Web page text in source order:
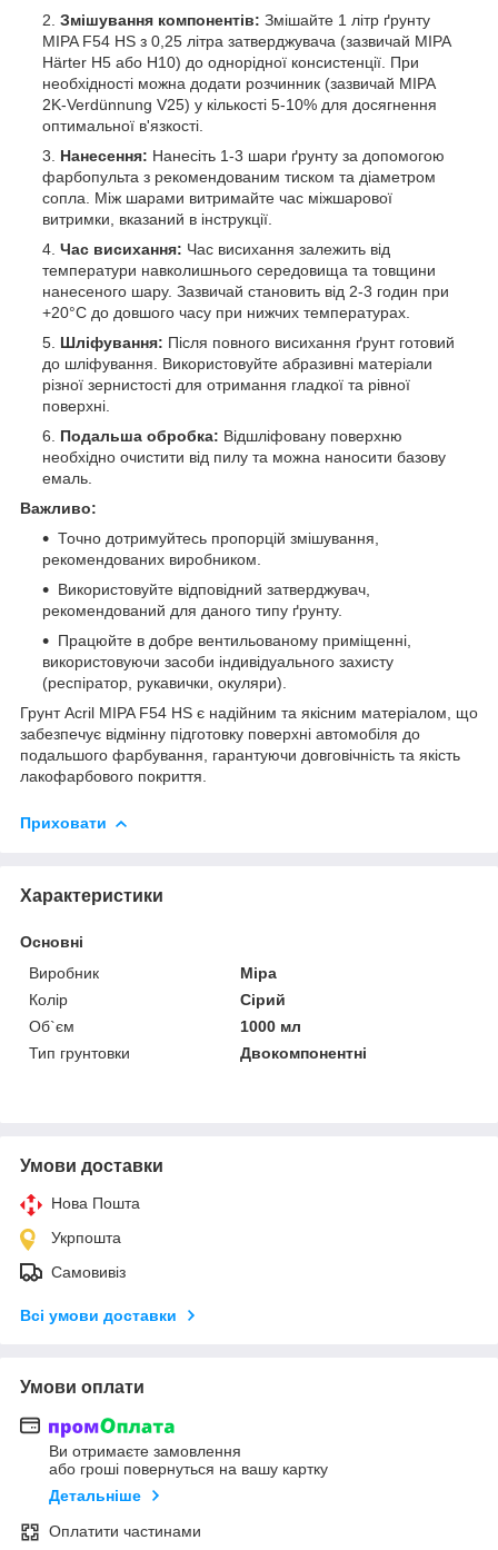
Змішування компонентів: Змішайте 1 літр ґрунту
MIPA F54 HS з 0,25 літра затверджувача (зазвичай MIPA
Härter H5 або H10) до однорідної консистенції. При
необхідності можна додати розчинник (зазвичай MIPA
2K-Verdünnung V25) у кількості 5-10% для досягнення
оптимальної в'язкості.
Нанесення: Нанесіть 1-3 шари ґрунту за допомогою
фарбопульта з рекомендованим тиском та діаметром
сопла. Між шарами витримайте час міжшарової
витримки, вказаний в інструкції.
Час висихання: Час висихання залежить від
температури навколишнього середовища та товщини
нанесеного шару. Зазвичай становить від 2-3 годин при
+20°C до довшого часу при нижчих температурах.
Шліфування: Після повного висихання ґрунт готовий
до шліфування. Використовуйте абразивні матеріали
різної зернистості для отримання гладкої та рівної
поверхні.
Подальша обробка: Відшліфовану поверхню
необхідно очистити від пилу та можна наносити базову
емаль.
Важливо:
Точно дотримуйтесь пропорцій змішування,
рекомендованих виробником.
Використовуйте відповідний затверджувач,
рекомендований для даного типу ґрунту.
Працюйте в добре вентильованому приміщенні,
використовуючи засоби індивідуального захисту
(респіратор, рукавички, окуляри).
Грунт Acril MIPA F54 HS є надійним та якісним матеріалом, що
забезпечує відмінну підготовку поверхні автомобіля до
подальшого фарбування, гарантуючи довговічність та якість
лакофарбового покриття.
Приховати
Характеристики
Основні
Виробник
Mipa
Колір
Сірий
Об`єм
1000 мл
Тип грунтовки
Двокомпонентні
Умови доставки
Нова Пошта
Укрпошта
Самовивіз
Всі умови доставки
Умови оплати
Ви отримаєте замовлення
або гроші повернуться на вашу картку
Детальніше
Оплатити частинами